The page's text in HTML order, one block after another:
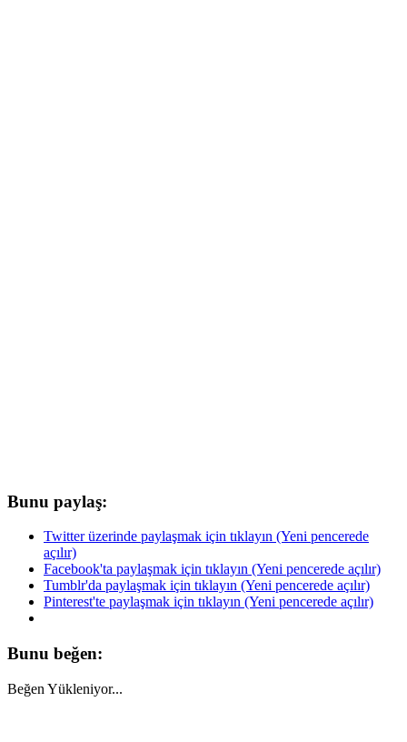
Bunu paylaş:
Twitter üzerinde paylaşmak için tıklayın (Yeni pencerede
açılır)
Facebook'ta paylaşmak için tıklayın (Yeni pencerede açılır)
Tumblr'da paylaşmak için tıklayın (Yeni pencerede açılır)
Pinterest'te paylaşmak için tıklayın (Yeni pencerede açılır)
Bunu beğen:
Beğen Yükleniyor...